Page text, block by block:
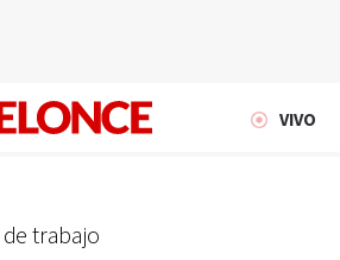
VIVO
trabajo